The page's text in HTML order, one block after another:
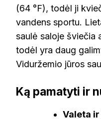
(64 °F), todėl ji
vandens sportu.
saulė saloje šviečia
todėl yra daug
Viduržemio jūros
Ką pamatyti ir
Valeta